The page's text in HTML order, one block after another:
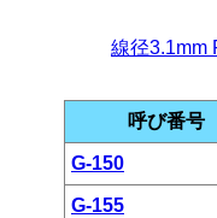
線径3.1mm
呼び番号
G-150
G-155